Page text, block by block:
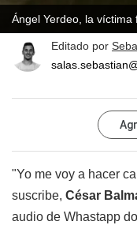
Ángel Yerdeo, la
Editado por
"Yo me voy a hacer
suscribe, César
audio de Whastapp